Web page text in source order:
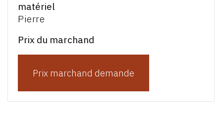
matériel
Pierre
Prix du marchand
Prix marchand demande